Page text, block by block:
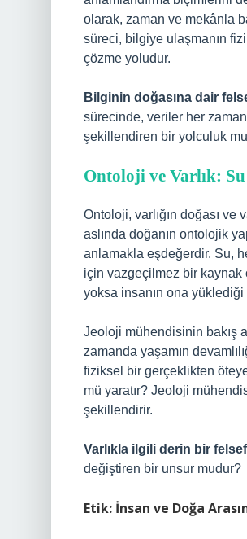
olarak, zaman ve mekânla
süreci, bilgiye ulaşmanın
çözme yoludur.
Bilginin doğasına dair
sürecinde, veriler her
şekillendiren bir yolculuk
Ontoloji ve Varlık:
Ontoloji, varlığın doğası
aslında doğanın ontolojik
anlamakla eşdeğerdir. Su,
için vazgeçilmez bir kaynak
yoksa insanın ona yüklediği
Jeoloji mühendisinin bakış
zamanda yaşamın
fiziksel bir gerçeklikten
mü yaratır? Jeoloji
şekillendirir.
Varlıkla ilgili derin bir
değiştiren bir unsur mudur?
Etik: İnsan ve Doğa